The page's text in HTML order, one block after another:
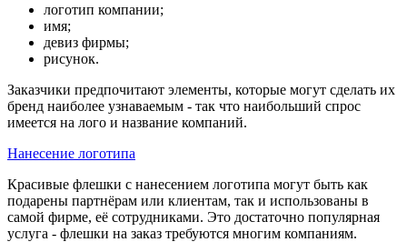
логотип компании;
имя;
девиз фирмы;
рисунок.
Заказчики предпочитают элементы, которые могут сделать их
бренд наиболее узнаваемым - так что наибольший спрос
имеется на лого и название компаний.
Нанесение логотипа
Красивые флешки с нанесением логотипа могут быть как
подарены партнёрам или клиентам, так и использованы в
самой фирме, её сотрудниками. Это достаточно популярная
услуга - флешки на заказ требуются многим компаниям.